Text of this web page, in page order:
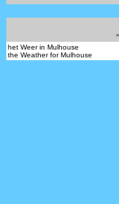
het Weer in Mulhouse
the Weather for Mulhouse